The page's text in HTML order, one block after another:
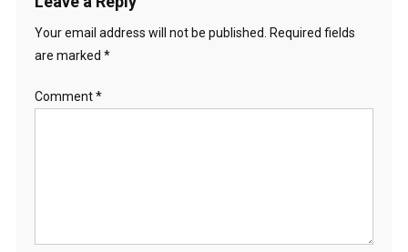
Your email address will not be published. Required fields
are marked *
Comment*